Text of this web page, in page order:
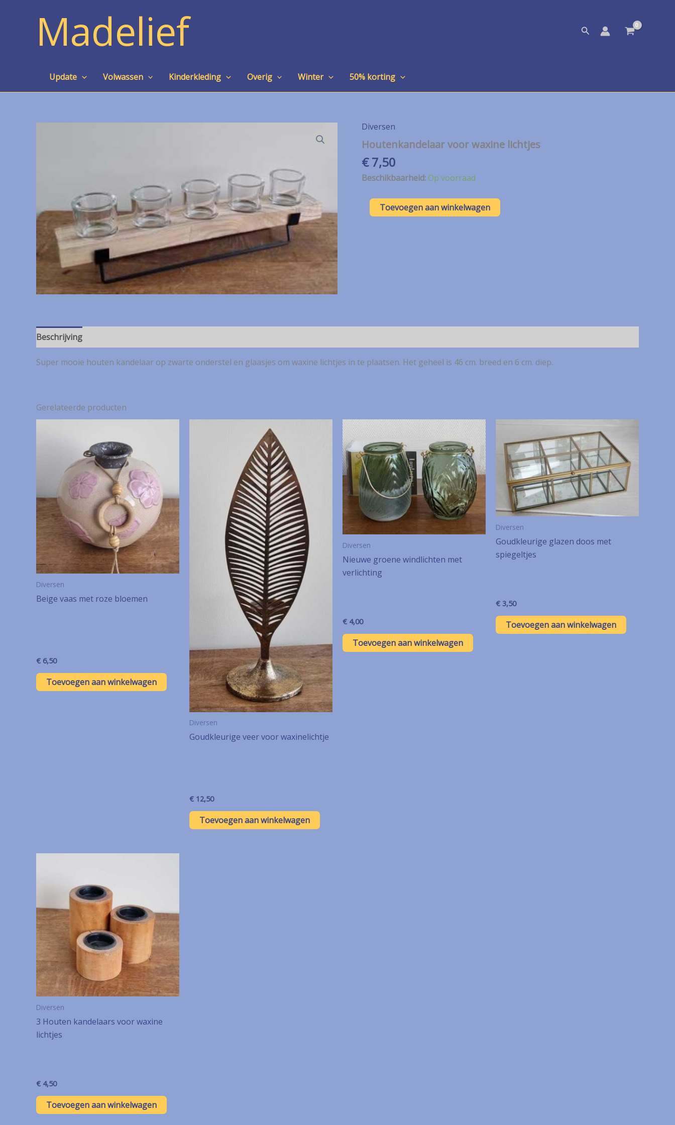
Madelief Zoeken
Update Volwassen Kinderkleding Overig Winter 50% korting
Diversen
Houtenkandelaar voor waxine lichtjes
€7,50
Beschikbaarheid:Op voorraad
Houtenkandelaar
voor
Toevoegen aan winkelwagen
Beschrijving
Super mooie houten kandelaar op zwarte onderstel en glaasjes om waxine lichtjes in te plaatsen. Het geheel is 46 cm. breed en 6 cm. diep.
Gerelateerde producten
Diversen
Beige vaas met roze bloemen
€ 6,50
Toevoegen aan winkelwagen
Diversen
Goudkleurige veer voor waxinelichtje
€ 12,50
Toevoegen aan winkelwagen
Diversen
Nieuwe groene windlichten met
verlichting
€ 4,00
Toevoegen aan winkelwagen
Diversen
Goudkleurige glazen doos met
spiegeltjes
€ 3,50
Toevoegen aan winkelwagen
Diversen
3 Houten kandelaars voor waxine
lichtjes
€ 4,50
Toevoegen aan winkelwagen